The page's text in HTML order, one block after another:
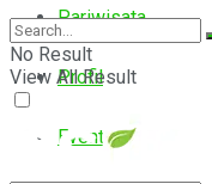
Pariwisata
Profil
Event
No Result
View All Result